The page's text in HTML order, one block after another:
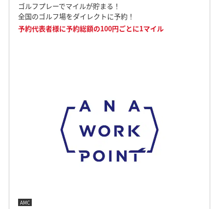
ゴルフプレーでマイルが貯まる！
全国のゴルフ場をダイレクトに予約！
予約代表者様に予約総額の100円ごとに1マイル
AMC